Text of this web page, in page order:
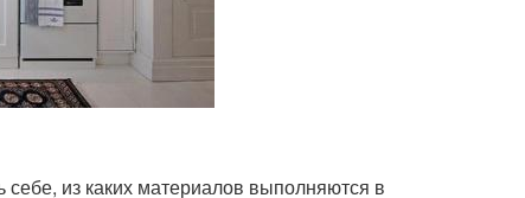
из каких материалов выполняются в